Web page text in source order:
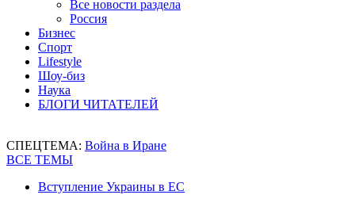
Все новости раздела
Россия
Бизнес
Спорт
Lifestyle
Шоу-биз
Наука
БЛОГИ ЧИТАТЕЛЕЙ
СПЕЦТЕМА: Война в Иране
ВСЕ ТЕМЫ
Вступление Украины в ЕС